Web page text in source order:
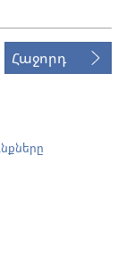
Հաջորդ